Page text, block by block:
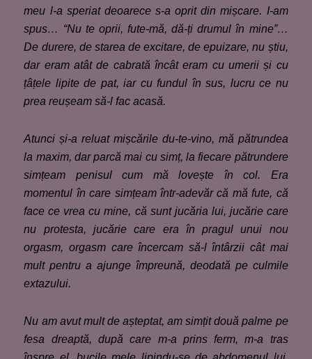
meu l-a speriat deoarece s-a oprit din mișcare. I-am
spus… “Nu te oprii, fute-mă, dă-ți drumul în mine”…
De durere, de starea de excitare, de epuizare, nu știu,
dar eram atât de cabrată încât eram cu umerii și cu
țâțele lipite de pat, iar cu fundul în sus, lucru ce nu
prea reușeam să-l fac acasă.
Atunci și-a reluat mișcările du-te-vino, mă pătrundea
la maxim, dar parcă mai cu simț, la fiecare pătrundere
simțeam penisul cum mă lovește în col. Era
momentul în care simțeam într-adevăr că mă fute, că
face ce vrea cu mine, că sunt jucăria lui, jucărie care
nu protesta, jucărie care era în pragul unui nou
orgasm, orgasm care încercam să-l întârzii cât mai
mult pentru a ajunge împreună, deodată pe culmile
extazului.
Nu am avut mult de așteptat, am simțit două palme pe
fesa dreaptă, după care m-a prins ferm, m-a tras